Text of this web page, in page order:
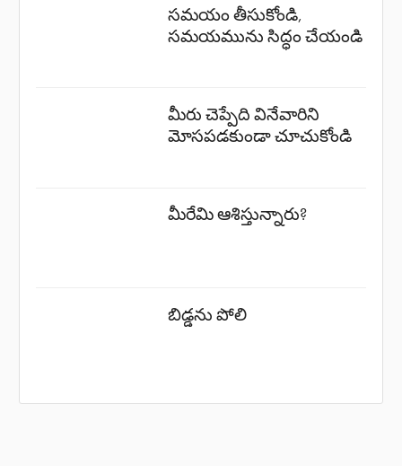
సమయం తీసుకోండి,
సమయమును సిద్ధం చేయండి
మీరు చెప్పేది వినేవారిని
మోసపడకుండా చూచుకోండి
మీరేమి ఆశిస్తున్నారు?
బిడ్డను పోలి